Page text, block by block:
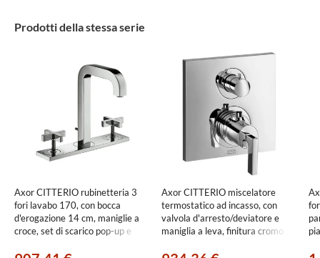
Prodotti della stessa serie
Axor CITTERIO rubinetteria 3
fori lavabo 170, con bocca
d'erogazione 14 cm, maniglie a
croce, set di scarico pop-up e
Axor CITTERIO miscelatore
termostatico ad incasso, con
valvola d'arresto/deviatore e
maniglia a leva, finitura cromo